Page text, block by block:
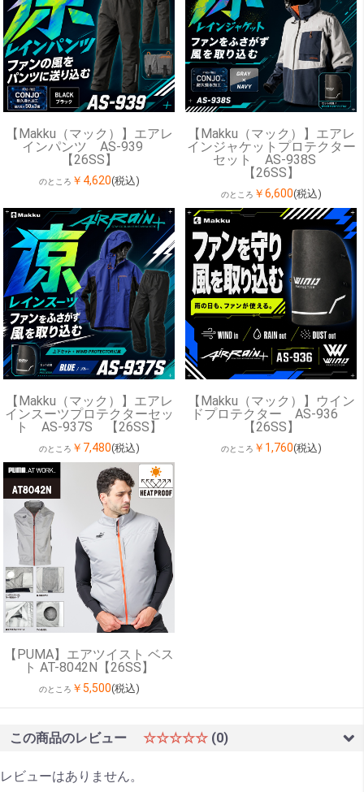
【Makku（マック）】エアレ
インパンツ AS-939
【26SS】
のところ ￥4,620(税込)
【Makku（マック）】エアレ
インジャケットプロテクター
セット AS-938S
【26SS】
のところ ￥6,600(税込)
【Makku（マック）】エアレ
インスーツプロテクターセッ
ト AS-937S 【26SS】
のところ ￥7,480(税込)
【Makku（マック）】ウイン
ドプロテクター AS-936
【26SS】
のところ ￥1,760(税込)
【PUMA】エアツイスト ベス
ト AT-8042N【26SS】
のところ ￥5,500(税込)
この商品のレビュー ☆☆☆☆☆ (0)
レビューはありません。